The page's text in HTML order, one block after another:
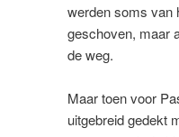
werden soms van
geschoven, maar
de weg.
Maar toen voor
uitgebreid gedekt